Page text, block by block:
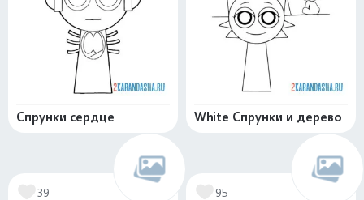
Спрунки сердце White Спрунки и дерево
39 95